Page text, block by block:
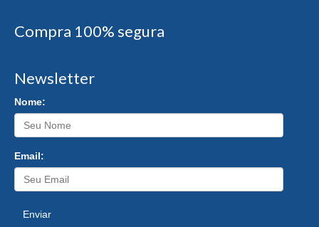
Compra 100% segura
Newsletter
Nome:
Email:
Enviar